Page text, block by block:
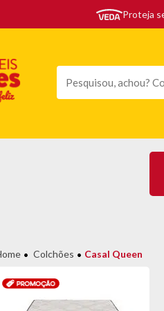
Proteja
Colchões Casal Queen